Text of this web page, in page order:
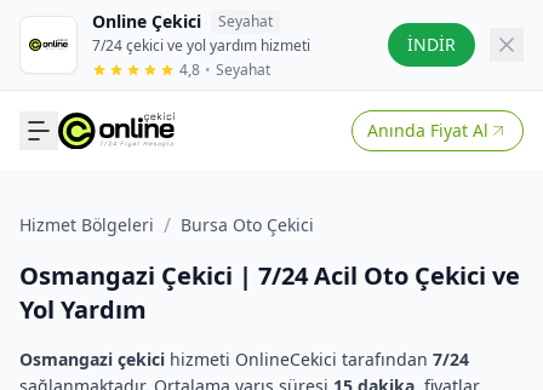
Online Çekici
Seyahat
7/24 çekici ve yol yardım hizmeti
4,8 • Seyahat
İNDİR
Anında Fiyat Al
Hizmet Bölgeleri / Bursa Oto Çekici
Osmangazi Çekici | 7/24 Acil Oto Çekici ve
Yol Yardım
Osmangazi çekici hizmeti OnlineCekici tarafından 7/24